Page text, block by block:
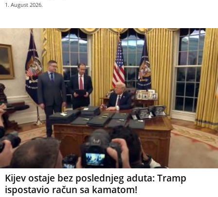
1. August 2026.
Kijev ostaje bez poslednjeg aduta: Tramp
ispostavio račun sa kamatom!